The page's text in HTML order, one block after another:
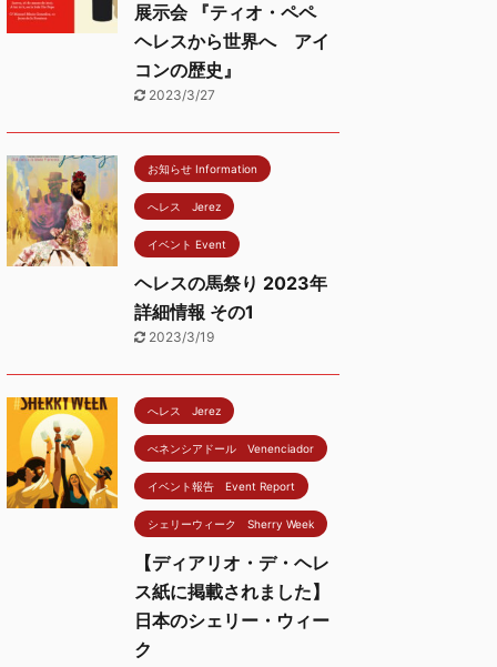
展示会 『ティオ・ペペ
ヘレスから世界へ アイ
コンの歴史』
2023/3/27
お知らせ Information
へレス Jerez
イベント Event
ヘレスの馬祭り 2023年
詳細情報 その1
2023/3/19
へレス Jerez
べネンシアドール Venenciador
イベント報告 Event Report
シェリーウィーク Sherry Week
【ディアリオ・デ・ヘレ
ス紙に掲載されました】
日本のシェリー・ウィー
ク